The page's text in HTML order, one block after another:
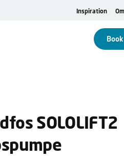
Inspiration
SOLOLIFT2